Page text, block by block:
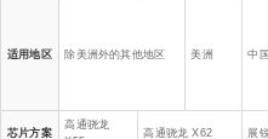
适用地区 除美洲外的其他地区 美洲 中国
芯片方案
高通骁龙
高通骁龙 X62 展